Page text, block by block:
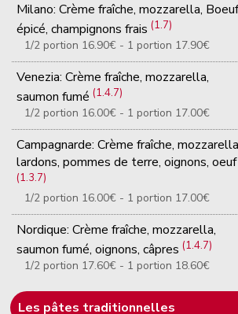
Milano: Crème fraîche, mozzarella,
épicé, champignons frais(1.7)
1/2 portion 16.90€ - 1 portion 17.90€
Venezia: Crème fraîche, mozzarella,
saumon fumé(1.4.7)
1/2 portion 16.00€ - 1 portion 17.00€
Campagnarde: Crème fraîche,
lardons, pommes de terre, oignons, oeuf
(1.3.7)
1/2 portion 16.00€ - 1 portion 17.00€
Nordique: Crème fraîche, mozzarella,
saumon fumé, oignons, câpres(1.4.7)
1/2 portion 17.60€ - 1 portion 18.60€
Les pâtes traditionnelles